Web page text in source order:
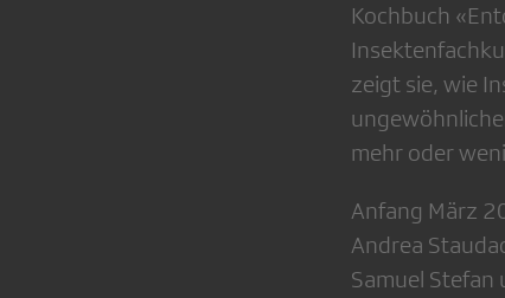
Kochbuch
zeigt sie, wie
mehr oder
Anfang März
Andrea
Samuel Stefan